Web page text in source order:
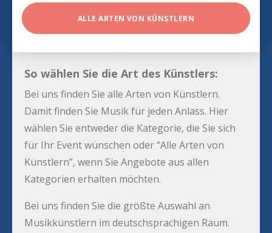
ALLE ARTEN VON KÜNSTLERN
So wählen Sie die Art des Künstlers:
Bei uns finden Sie alle Arten von Künstlern.
Damit finden Sie Musik für jeden Anlass. Hier
wählen Sie entweder die Kategorie, die Sie sich
für Ihr Event wünschen oder “Alle Arten von
Künstlern”, wenn Sie Angebote aus allen
Kategorien erhalten möchten.
Bei uns finden Sie die größte Auswahl an
Musikkünstlern im deutschsprachigen Raum.